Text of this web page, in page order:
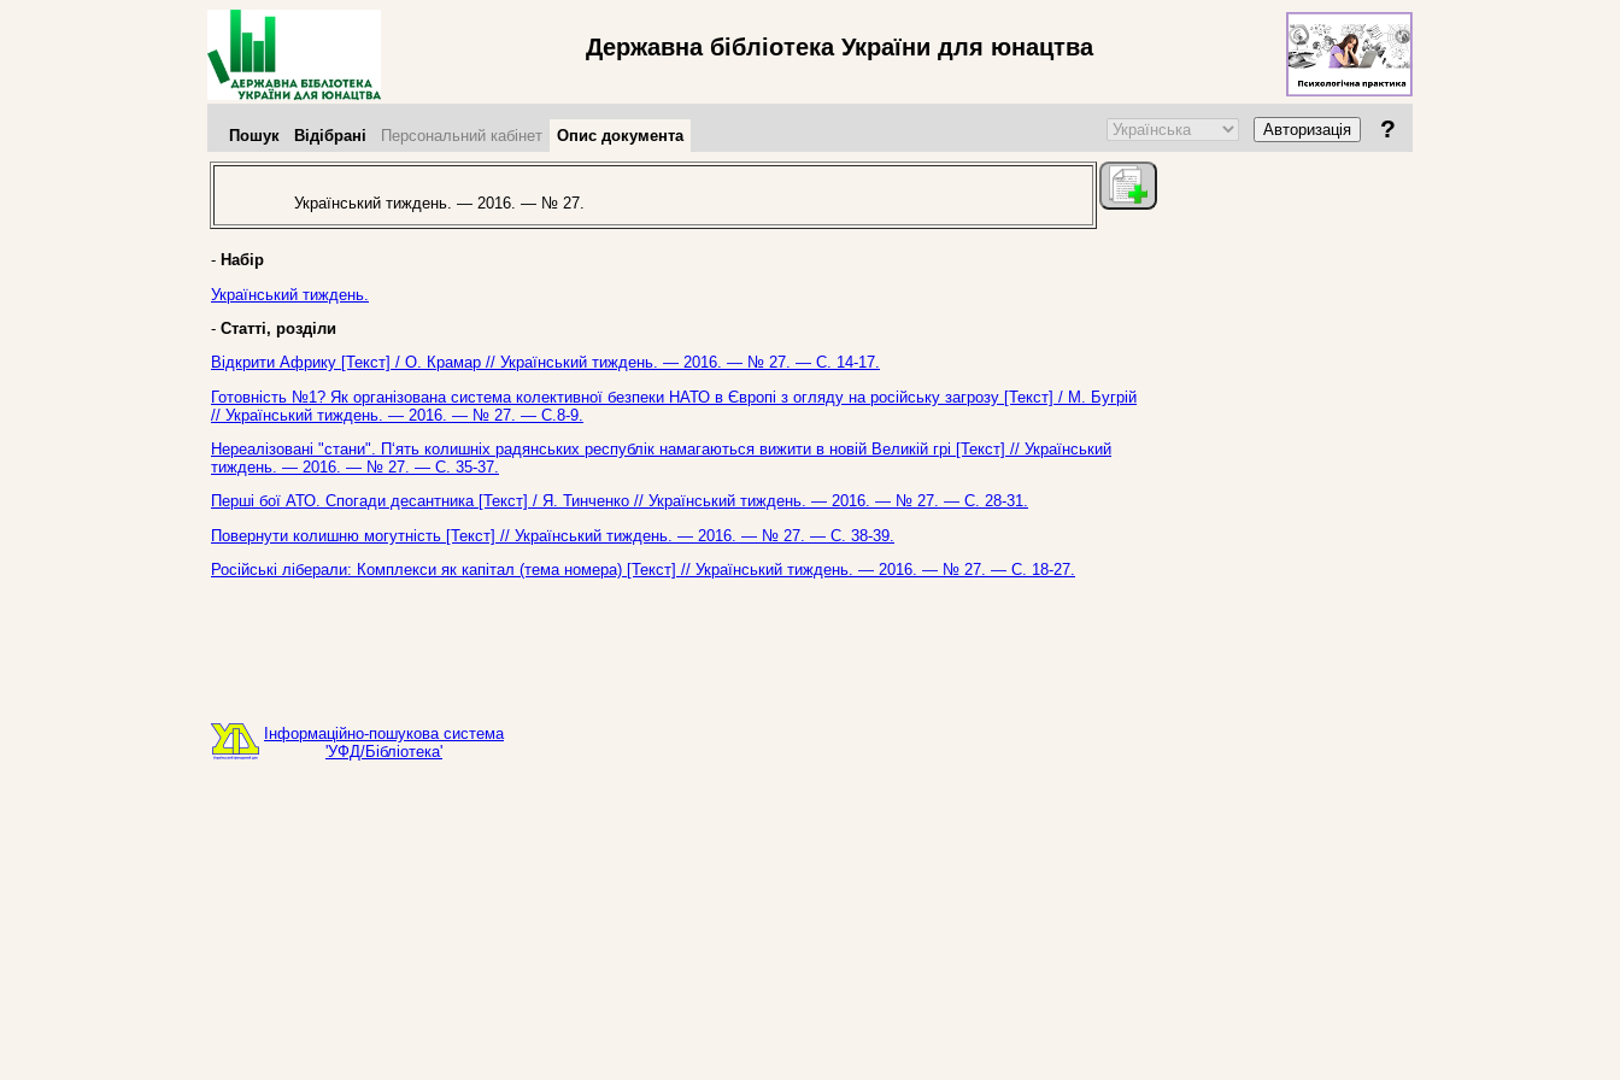
Державна бібліотека України для юнацтва
Пошук Відібрані Персональний кабінет Опис документа Авторизація ?
Український тиждень. — 2016. — № 27.
- Набір
Український тиждень.
- Статті, розділи
Відкрити Африку [Текст] / О. Крамар // Український тиждень. — 2016. — № 27. — С. 14-17.
Готовність №1? Як організована система колективної безпеки НАТО в Європі з огляду на російську загрозу [Текст] / М. Бугрій
// Український тиждень. — 2016. — № 27. — С.8-9.
Нереалізовані "стани". П‘ять колишніх радянських республік намагаються вижити в новій Великій грі [Текст] // Український
тиждень. — 2016. — № 27. — С. 35-37.
Перші бої АТО. Спогади десантника [Текст] / Я. Тинченко // Український тиждень. — 2016. — № 27. — С. 28-31.
Повернути колишню могутність [Текст] // Український тиждень. — 2016. — № 27. — С. 38-39.
Російські ліберали: Комплекси як капітал (тема номера) [Текст] // Український тиждень. — 2016. — № 27. — С. 18-27.
Інформаційно-пошукова система
'УФД/Бібліотека'